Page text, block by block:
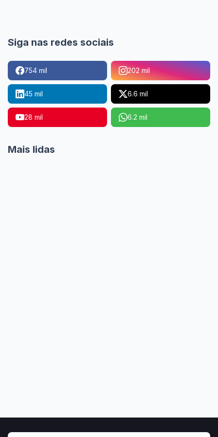
Siga nas redes sociais
754 mil 202 mil
45 mil 6.6 mil
28 mil 6.2 mil
Mais lidas